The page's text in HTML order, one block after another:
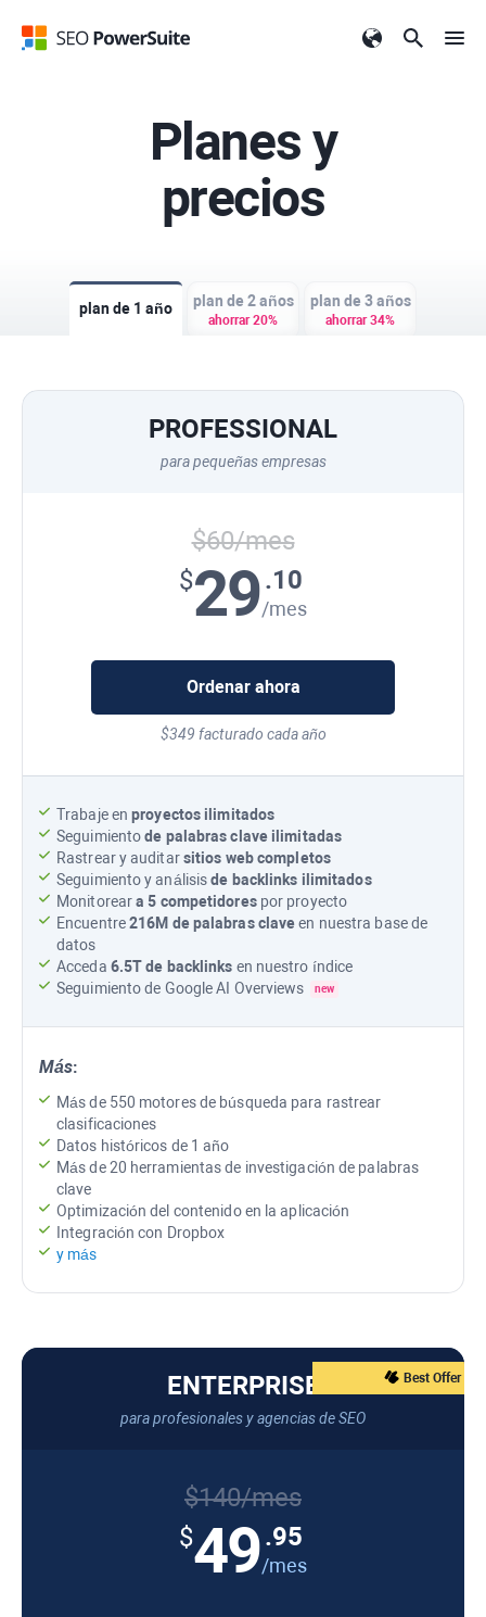
Planes y
precios
plan de 1 año plan de 2 años
ahorrar 20%
plan de 3 años
ahorrar 34%
PROFESSIONAL
para pequeñas empresas
$60/mes
$29.10
/mes
Ordenar ahora
$349 facturado cada año
Trabaje enproyectos ilimitados
Seguimientode palabras clave ilimitadas
Rastrear y auditarsitios web completos
Seguimiento y análisisde backlinks ilimitados
Monitoreara 5 competidorespor proyecto
Encuentre216M de palabras claveen nuestra base de
datos
Acceda 6.5Tde backlinks en nuestro índice
Seguimiento de Google AI Overviews new
Más:
Más de 550 motores de búsqueda para rastrear
clasificaciones
Datos históricos de 1 año
Más de 20 herramientas de investigación de palabras
clave
Optimización del contenido en la aplicación
Integración con Dropbox
y más
Best Offer
ENTERPRISE
para profesionales y agencias de SEO
$140/mes
$49.95
/mes